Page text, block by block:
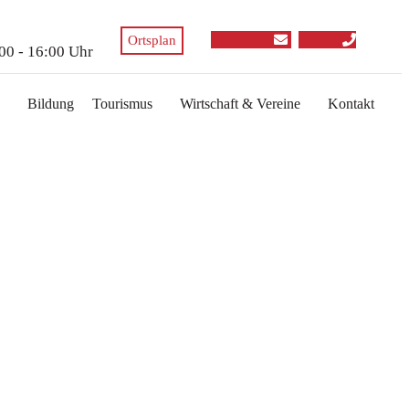
- 16:00 Uhr
Ortsplan
Bildung Tourismus Wirtschaft & Vereine Kontakt